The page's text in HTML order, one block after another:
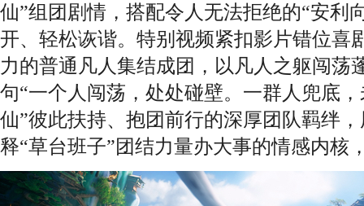
仙”组团剧情，搭配令人无法拒绝的“安利
开、轻松诙谐。特别视频紧扣影片错位喜
力的普通凡人集结成团，以凡人之躯闯荡
句“一个人闯荡，处处碰壁。一群人兜底
仙”彼此扶持、抱团前行的深厚团队羁绊
释“草台班子”团结力量办大事的情感内核